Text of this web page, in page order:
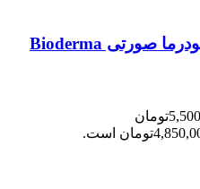
فوم ژل شستشو سنسیبو بایودرما صورتی Bioderma
قیمت اصلی 5,500,000تومان